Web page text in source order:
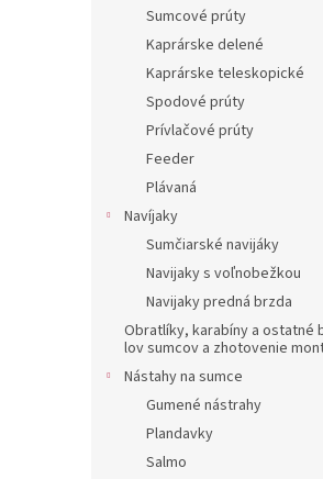
Sumcové prúty
Kaprárske delené
Kaprárske teleskopické
Spodové prúty
Prívlačové prúty
Feeder
Plávaná
Navíjaky
Sumčiarské navijáky
Navijaky s voľnobežkou
Navijaky predná brzda
Obratlíky, karabíny a ostatné
lov sumcov a zhotovenie
Nástahy na sumce
Gumené nástrahy
Plandavky
Salmo